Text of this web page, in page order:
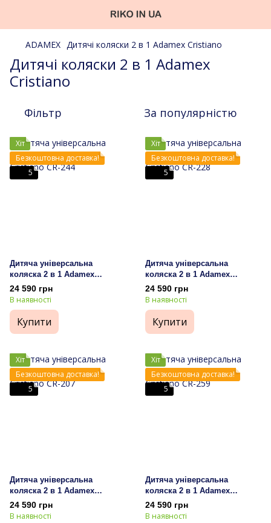
ADAMEX Дитячі коляски 2 в 1 Adamex Cristiano
Дитячі коляски 2 в 1 Adamex
Cristiano
Фільтр За популярністю
Хіт
Безкоштовна доставка!
5
Дитяча універсальна
коляска 2 в 1 Adamex
Cristiano CR-244
24 590 грн
В наявності
Купити
Хіт
Безкоштовна доставка!
5
Дитяча універсальна
коляска 2 в 1 Adamex
Cristiano CR-228
24 590 грн
В наявності
Купити
Хіт
Безкоштовна доставка!
5
Дитяча універсальна
коляска 2 в 1 Adamex
Cristiano CR-207
24 590 грн
В наявності
Хіт
Безкоштовна доставка!
5
Дитяча універсальна
коляска 2 в 1 Adamex
Cristiano CR-259
24 590 грн
В наявності